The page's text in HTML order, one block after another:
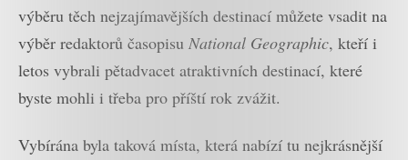
výběru těch nejzajímavějších destinací můžete vsadit na
výběr redaktorů časopisu National Geographic, kteří i
letos vybrali pětadvacet atraktivních destinací, které
byste mohli i třeba pro příští rok zvážit.
Vybírána byla taková místa, která nabízí tu nejkrásnější